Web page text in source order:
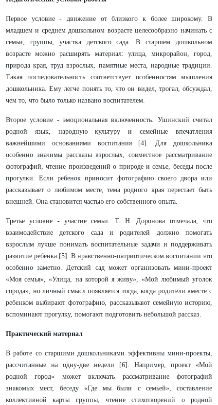
Первое условие - движение от близкого к более широкому. В
младшем и среднем дошкольном возрасте целесообразно начинать с
семьи, группы, участка детского сада. В старшем дошкольном
возрасте можно расширять материал: улица, микрорайон, город,
природа края, труд взрослых, памятные места, народные традиции.
Такая последовательность соответствует особенностям мышления
дошкольника. Ему легче понять то, что он видел, трогал, обсуждал,
чем то, что было только названо воспитателем.
Второе условие - эмоциональная включенность. Ушинский считал
родной язык, народную культуру и семейные впечатления
важнейшими основаниями воспитания [4]. Для дошкольника
особенно значимы рассказы взрослых, совместное рассматривание
фотографий, чтение произведений о природе и семье, беседы после
прогулки. Если ребенок приносит фотографию своего двора или
рассказывает о любимом месте, тема родного края перестает быть
внешней. Она становится частью его собственного опыта.
Третье условие - участие семьи. Т. Н. Доронова отмечала, что
взаимодействие детского сада и родителей должно помогать
взрослым лучше понимать воспитательные задачи и поддерживать
развитие ребенка [5]. В нравственно-патриотическом воспитании это
особенно заметно. Детский сад может организовать мини-проект
«Моя семья», «Улица, на которой я живу», «Мой любимый уголок
города», но личный смысл появляется тогда, когда родители вместе с
ребенком выбирают фотографию, рассказывают семейную историю,
вспоминают прогулку, помогают подготовить небольшой рассказ.
Практический материал
В работе со старшими дошкольниками эффективны мини-проекты,
рассчитанные на одну-две недели [6]. Например, проект «Мой
родной город» может включать рассматривание фотографий
знакомых мест, беседу «Где мы были с семьей», составление
коллективной карты группы, чтение стихотворений о родной